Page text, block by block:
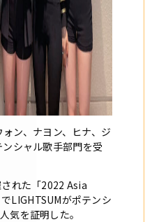
ン、ナヨン、ヒナ、 ジ
シャル歌手部門を受
れた「2022 Asia
でLIGHTSUMがポテンシ
気を証明した。